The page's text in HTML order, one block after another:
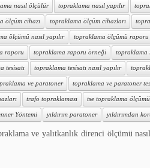
nasıl ölçülür topraklama nasıl yapılır
ölçüm cihazı topraklama ölçüm cihazları
ölçümü nasıl yapılır topraklama ölçümü raporu
raporu topraklama raporu örneği topraklama
tesisatı topraklama tesisatı nasıl yapılır
ve paratoner topraklama ve paratoner
trafo topraklaması tse topraklama ölçümü
Yöntemi yıldırım paratoner yıldırımdan
ve yalıtkanlık direnci ölçümü